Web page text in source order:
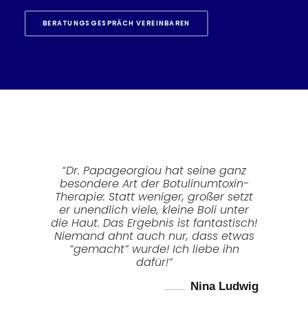
BERATUNGSGESPRÄCH VEREINBAREN
“Dr. Papageorgiou hat seine ganz
besondere Art der Botulinumtoxin-
Therapie: Statt weniger, großer setzt
er unendlich viele, kleine Boli unter
die Haut. Das Ergebnis ist fantastisch!
Niemand ahnt auch nur, dass etwas
“gemacht” wurde! Ich liebe ihn
dafür!”
Nina Ludwig